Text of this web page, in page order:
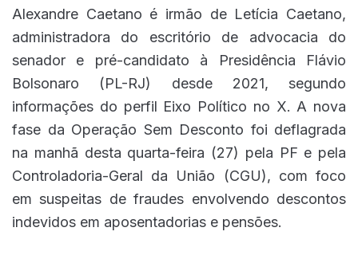
Alexandre Caetano é irmão de Letícia Caetano,
administradora do escritório de advocacia do
senador e pré-candidato à Presidência Flávio
Bolsonaro (PL-RJ) desde 2021, segundo
informações do perfil Eixo Político no X. A nova
fase da Operação Sem Desconto foi deflagrada
na manhã desta quarta-feira (27) pela PF e pela
Controladoria-Geral da União (CGU), com foco
em suspeitas de fraudes envolvendo descontos
indevidos em aposentadorias e pensões.